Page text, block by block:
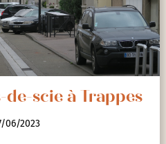
de-scie à Trappes
06/2023